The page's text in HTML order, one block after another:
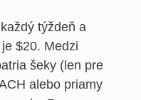
týždeň a
$20. Medzi
šeky (len pre
alebo priamy